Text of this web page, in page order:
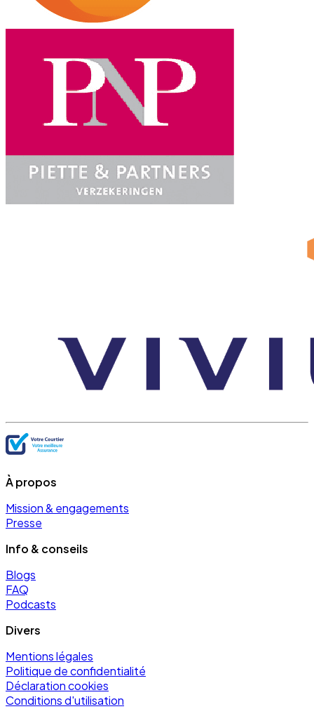
À propos
Mission & engagements
Presse
Info & conseils
Blogs
FAQ
Podcasts
Divers
Mentions légales
Politique de confidentialité
Déclaration cookies
Conditions d'utilisation